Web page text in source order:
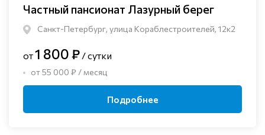
Частный пансионат Лазурный берег
Санкт-Петербург, улица Кораблестроителей, 12к2
от1 800 ₽ / сутки
от 55 000 ₽ / месяц
Подробнее